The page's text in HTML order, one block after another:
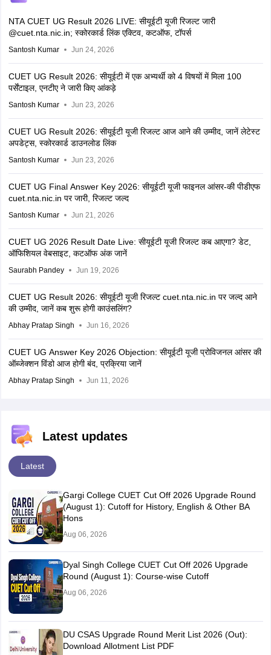
NTA CUET UG Result 2026 LIVE: सीयूईटी यूजी रिजल्ट जारी
@cuet.nta.nic.in; स्कोरकार्ड लिंक एक्टिव, कटऑफ, टॉपर्स
Santosh Kumar Jun 24, 2026
CUET UG Result 2026: सीयूईटी में एक अभ्यर्थी को 4 विषयों में मिला 100
पर्सेंटाइल, एनटीए ने जारी किए आंकड़े
Santosh Kumar Jun 23, 2026
CUET UG Result 2026: सीयूईटी यूजी रिजल्ट आज आने की उम्मीद, जानें लेटेस्ट
अपडेट्स, स्कोरकार्ड डाउनलोड लिंक
Santosh Kumar Jun 23, 2026
CUET UG Final Answer Key 2026: सीयूईटी यूजी फाइनल आंसर-की पीडीएफ
cuet.nta.nic.in पर जारी, रिजल्ट जल्द
Santosh Kumar Jun 21, 2026
CUET UG 2026 Result Date Live: सीयूईटी यूजी रिजल्ट कब आएगा? डेट,
ऑफिशियल वेबसाइट, कटऑफ अंक जानें
Saurabh Pandey Jun 19, 2026
CUET UG Result 2026: सीयूईटी यूजी रिजल्ट cuet.nta.nic.in पर जल्द आने
की उम्मीद, जानें कब शुरू होगी काउंसलिंग?
Abhay Pratap Singh Jun 16, 2026
CUET UG Answer Key 2026 Objection: सीयूईटी यूजी प्रोविजनल आंसर की
ऑब्जेक्शन विंडो आज होगी बंद, प्रक्रिया जानें
Abhay Pratap Singh Jun 11, 2026
Latest updates
Latest
Gargi College CUET Cut Off 2026 Upgrade Round
(August 1): Cutoff for History, English & Other BA
Hons
Aug 06, 2026
Dyal Singh College CUET Cut Off 2026 Upgrade
Round (August 1): Course-wise Cutoff
Aug 06, 2026
DU CSAS Upgrade Round Merit List 2026 (Out):
Download Allotment List PDF